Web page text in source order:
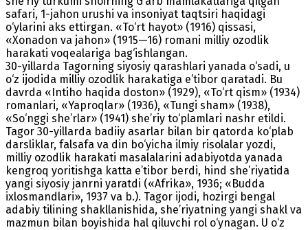
safari, 1-jahon urushi va insoniyat taqtsiri haqidagi
o‘ylarini aks ettirgan. «To‘rt hayot» (1916) qissasi,
«Xonadon va jahon» (1915—16) romani milliy ozodlik
harakati voqealariga bag‘ishlangan.
30-yillarda Tagorning siyosiy qarashlari yanada o‘sadi, u
o‘z ijodida milliy ozodlik harakatiga e’tibor qaratadi. Bu
davrda «Intiho haqida doston» (1929), «To‘rt qism» (1934)
romanlari, «Yaproqlar» (1936), «Tungi sham» (1938),
«So‘nggi she’rlar» (1941) she’riy to‘plamlari nashr etildi.
Tagor 30-yillarda badiiy asarlar bilan bir qatorda ko‘plab
darsliklar, falsafa va din bo‘yicha ilmiy risolalar yozdi,
milliy ozodlik harakati masalalarini adabiyotda yanada
kengroq yoritishga katta e’tibor berdi, hind she’riyatida
yangi siyosiy janrni yaratdi («Afrika», 1936; «Budda
ixlosmandlari», 1937 va b.). Tagor ijodi, hozirgi bengal
adabiy tilining shakllanishida, she’riyatning yangi shakl va
mazmun bilan boyishida hal qiluvchi rol o‘ynagan. U o‘z